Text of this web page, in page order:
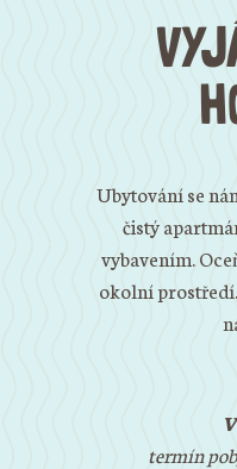
Ubytování se
čistý
vybavením.
okolní
termín